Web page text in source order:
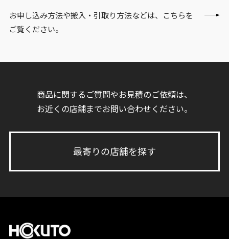
お申し込み方法や搬入・引取り方法などは、こちらを
ご覧ください。
商品に関するご質問やお見積のご依頼は、
お近くの店舗までお問い合わせください。
最寄りの店舗を探す